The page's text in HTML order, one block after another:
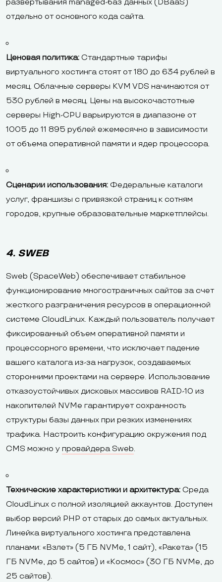
развертывания managed-баз данных (DBaaS)
отдельно от основного кода сайта.
Ценовая политика: Стандартные тарифы
виртуального хостинга стоят от 180 до 634 рублей в
месяц. Облачные серверы KVM VDS начинаются от
530 рублей в месяц. Цены на высокочастотные
серверы High-CPU варьируются в диапазоне от
1005 до 11 895 рублей ежемесячно в зависимости
от объема оперативной памяти и ядер процессора.
Сценарии использования: Федеральные каталоги
услуг, франшизы с привязкой страниц к сотням
городов, крупные образовательные маркетплейсы.
4. SWEB
Sweb (SpaceWeb) обеспечивает стабильное
функционирование многостраничных сайтов за счет
жесткого разграничения ресурсов в операционной
системе CloudLinux. Каждый пользователь получает
фиксированный объем оперативной памяти и
процессорного времени, что исключает падение
вашего каталога из-за нагрузок, создаваемых
сторонними проектами на сервере. Использование
отказоустойчивых дисковых массивов RAID-10 из
накопителей NVMe гарантирует сохранность
структуры базы данных при резких изменениях
трафика. Настроить конфигурацию окружения под
CMS можно у провайдера Sweb.
Технические характеристики и архитектура: Среда
CloudLinux с полной изоляцией аккаунтов. Доступен
выбор версий PHP от старых до самых актуальных.
Линейка виртуального хостинга представлена
планами: «Взлет» (5 ГБ NVMe, 1 сайт), «Ракета» (15
ГБ NVMe, до 5 сайтов) и «Космос» (30 ГБ NVMe, до
25 сайтов).